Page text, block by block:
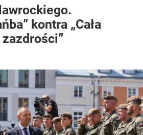
kontra „Cała